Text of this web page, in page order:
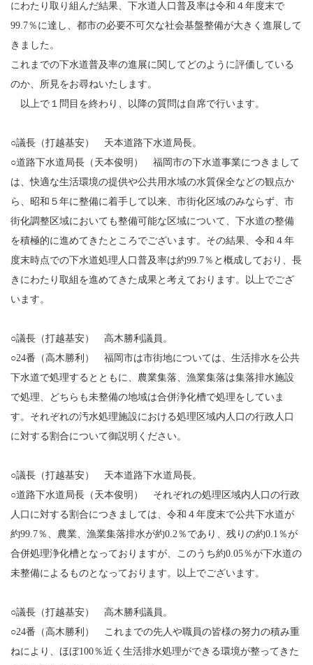
にわたり取り組んだ結果、下水道人口普及率は令和４年度末で
99.7％に達し、都市の必要不可欠な社会基盤整備が大きく進展して
きました。
これまでの下水道普及率の進展に関してどのように評価している
のか、所見をお尋ねいたします。
以上で１問目を終わり、以降の質問は自席で行います。
○議長（打越基安） 天本道路下水道局長。
○道路下水道局長（天本俊明） 福岡市の下水道事業につきまして
は、快適な生活環境の提供や公共用水域の水質保全などの観点か
ら、昭和５年に整備に着手して以来、市街化区域のみならず、市
街化調整区域においても整備可能な区域について、下水道の整備
を積極的に進めてきたところでございます。その結果、令和４年
度末時点での下水道処理人口普及率は約99.7％と概成しており、長
きにわたり取組を進めてきた成果と考えております。以上でござ
います。
○議長（打越基安） 高木勝利議員。
○24番（高木勝利） 福岡市は市街地については、生活排水を公共
下水道で処理するとともに、農業集落、漁業集落は集落排水施設
で処理、どちらも未整備の地域は合併浄化槽で処理をしていま
す。それぞれの汚水処理施設における処理区域内人口の行政人口
に対する割合について御説明ください。
○議長（打越基安） 天本道路下水道局長。
○道路下水道局長（天本俊明） それぞれの処理区域内人口の行政
人口に対する割合につきましては、令和４年度末で公共下水道が
約99.7％、農業、漁業集落排水が約0.2％であり、残りの約0.1％が
合併処理浄化槽となっておりますが、このうち約0.05％が下水道の
未整備によるものとなっております。以上でございます。
○議長（打越基安） 高木勝利議員。
○24番（高木勝利） これまでの先人や職員の皆様の努力の積み重
ねにより、ほぼ100％近く生活排水処理ができる環境が整ってきた